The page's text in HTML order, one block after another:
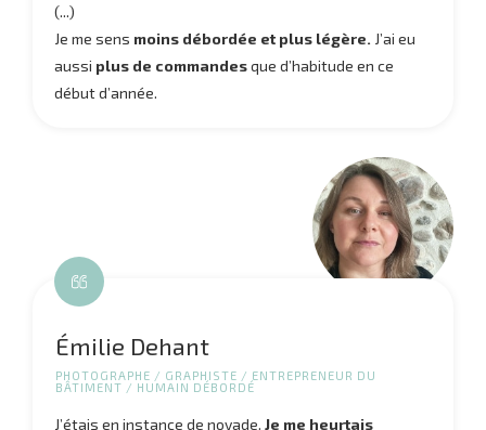
(...)
Je me sens moins débordée et plus légère. J’ai eu
aussi plus de commandesque d’habitude en ce
début d’année.
Émilie Dehant
PHOTOGRAPHE / GRAPHISTE / ENTREPRENEUR DU
BÂTIMENT / HUMAIN DÉBORDÉ
J’étais en instance de noyade. Je me heurtais